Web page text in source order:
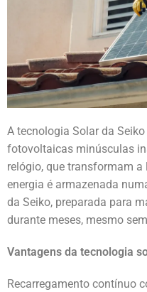
A tecnologia Solar da
fotovoltaicas minúsculas
relógio, que transformam a
energia é armazenada
da Seiko, preparada para
durante meses, mesmo
Vantagens da tecnologia
Recarregamento contínuo